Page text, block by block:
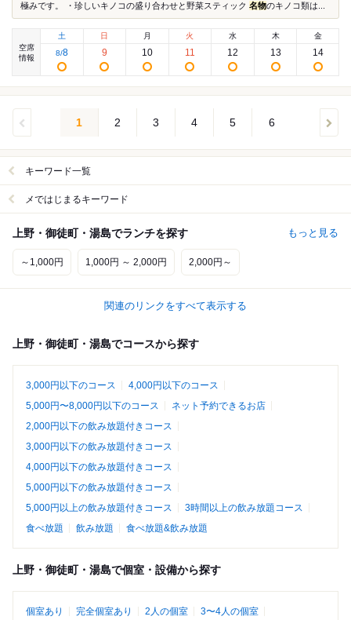
極みです。 ・珍しいキノコの盛り合わせと野菜スティック 名物のキノコ類は...
空席
情報
土
8/8
日
9
月
10
火
11
水
12
木
13
金
14
1 2 3 4 5 6
キーワード一覧
メではじまるキーワード
上野・御徒町・湯島でランチを探す もっと見る
～1,000円 1,000円 ～ 2,000円 2,000円～
関連のリンクをすべて表示する
上野・御徒町・湯島でコースから探す
3,000円以下のコース
4,000円以下のコース
5,000円〜8,000円以下のコース
ネット予約できるお店
2,000円以下の飲み放題付きコース
3,000円以下の飲み放題付きコース
4,000円以下の飲み放題付きコース
5,000円以下の飲み放題付きコース
5,000円以上の飲み放題付きコース
3時間以上の飲み放題コース
食べ放題
飲み放題 食べ放題&飲み放題
上野・御徒町・湯島で個室・設備から探す
個室あり 完全個室あり 2人の個室
3〜4人の個室